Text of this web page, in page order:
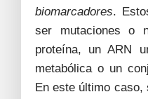
biomarcadores.
ser mutaciones o
proteína, un ARN
metabólica o un
En este último